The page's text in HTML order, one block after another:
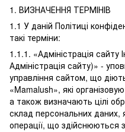
1. ВИЗНАЧЕННЯ ТЕРМІНІВ
1.1 У даній Політиці
такі терміни:
1.1.1. «Адміністрація сайту
Адміністрація сайту)» -
управління сайтом, що
«Mamalush», які
а також визначають цілі
склад персональних даних,
операції, що